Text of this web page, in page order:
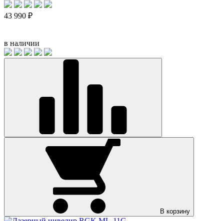
43 990 ₽
в наличии
В корзину